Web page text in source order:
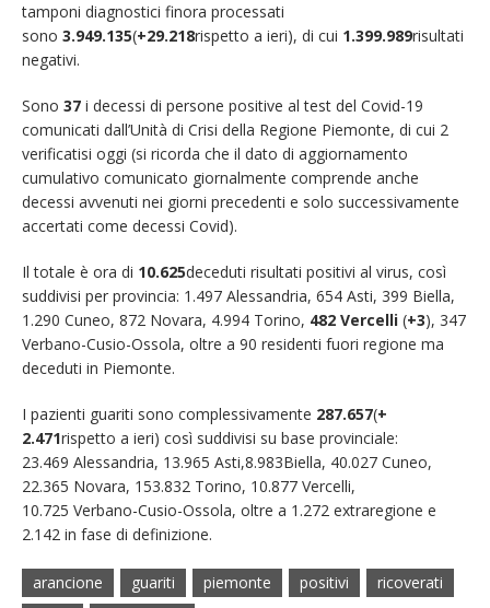
tamponi diagnostici finora processati
sono 3.949.135(+29.218rispetto a ieri), di cui 1.399.989risultati
negativi.
Sono 37 i decessi di persone positive al test del Covid-19
comunicati dall’Unità di Crisi della Regione Piemonte, di cui 2
verificatisi oggi (si ricorda che il dato di aggiornamento
cumulativo comunicato giornalmente comprende anche
decessi avvenuti nei giorni precedenti e solo successivamente
accertati come decessi Covid).
Il totale è ora di 10.625deceduti risultati positivi al virus, così
suddivisi per provincia: 1.497 Alessandria, 654 Asti, 399 Biella,
1.290 Cuneo, 872 Novara, 4.994 Torino, 482 Vercelli (+3), 347
Verbano-Cusio-Ossola, oltre a 90 residenti fuori regione ma
deceduti in Piemonte.
I pazienti guariti sono complessivamente 287.657(+
2.471rispetto a ieri) così suddivisi su base provinciale:
23.469 Alessandria, 13.965 Asti,8.983Biella, 40.027 Cuneo,
22.365 Novara, 153.832 Torino, 10.877 Vercelli,
10.725 Verbano-Cusio-Ossola, oltre a 1.272 extraregione e
2.142 in fase di definizione.
arancione guariti piemonte positivi
ricoverati